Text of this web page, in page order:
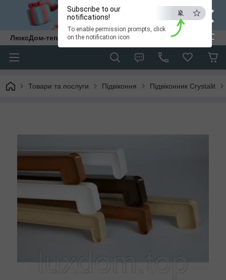
×
ESC
Subscribe to our
notifications!
To enable permission prompts, click
on the notification icon
ЛюксДом-тепло та затишок у кожен дім.
Товари та послуги Підвіконня Підвіконник Crystalit